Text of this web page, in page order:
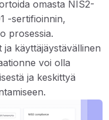
omasta NIS2-
-sertifioinnin,
prosessia.
käyttäjäystävällinen
voi olla
ja keskittyä